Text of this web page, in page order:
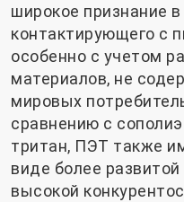
широкое признание
контактирующего с
особенно с учетом
материалов, не
мировых
сравнению с
тритан, ПЭТ также
виде более
высокой